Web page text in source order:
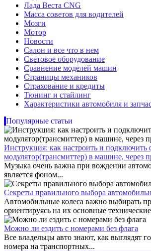
Лада Веста CNG
Масса советов для водителей
Мозги
Мотор
Новости
Салон и все что в нем
Световое оборудование
Сравнение моделей машин
Страницы механиков
Страхование и кредиты
Тюнинг и стайлинг
Характеристики автомобиля и
Популярные статьи
Инструкция: как настроить и подключить
модулятор(трансмиттер) в машине, через
Музыка очень важна при вождении
является фоном...
Секреты правильного выбора
Автомобильные колеса важно выбирать
ориентируясь на их основные
Можно ли ездить с номерами без флага
Все владельцы авто знают, как выглядят
номера на транспортных...